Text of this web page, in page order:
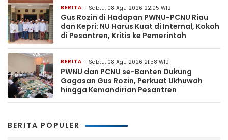
BERITA Sabtu, 08 Agu 2026 22:05 WIB
Gus Rozin di Hadapan PWNU-PCNU Riau
dan Kepri: NU Harus Kuat di Internal, Kokoh
di Pesantren, Kritis ke Pemerintah
BERITA Sabtu, 08 Agu 2026 21:58 WIB
PWNU dan PCNU se-Banten Dukung
Gagasan Gus Rozin, Perkuat Ukhuwah
hingga Kemandirian Pesantren
BERITA POPULER